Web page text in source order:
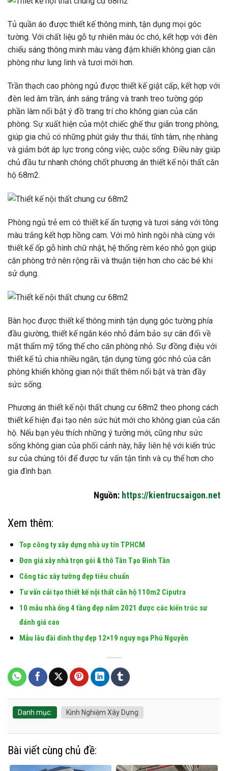
Tủ quần áo được thiết kế thông minh, tận dụng mọi góc
tường. Với chất liệu gỗ tự nhiên màu óc chó, kết hợp với đèn
chiếu sáng thông minh màu vàng đậm khiến không gian căn
phòng như lung linh và tươi mới hơn.
Trần thạch cao phòng ngủ được thiết kế giật cấp, kết hợp với
đèn led âm trần, ánh sáng trắng và tranh treo tường góp
phần làm nổi bật ý đồ trang trí cho không gian của căn
phòng. Sự xuất hiện của một chiếc ghế thư giãn trong phòng,
giúp gia chủ có những phút giây thư thái, tĩnh tâm, nhẹ nhàng
và giảm bớt áp lực trong công việc, cuộc sống. Điều này giúp
chủ đầu tư nhanh chóng chốt phương án thiết kế nội thất căn
hộ 68m2.
Phòng ngủ trẻ em có thiết kế ấn tượng và tươi sáng với tông
màu trắng kết hợp hồng cam. Với mô hình ngôi nhà cùng với
thiết kế ốp gỗ hình chữ nhật, hệ thống rèm kéo nhỏ gọn giúp
căn phòng trở nên rộng rãi và thuận tiện hơn cho các bé khi
sử dụng.
Bàn học được thiết kế thông minh tận dụng góc tường phía
đầu giường, thiết kế ngăn kéo nhỏ đảm bảo sự cân đối về
mặt thẩm mỹ tổng thể cho căn phòng nhỏ. Sự đồng điệu với
thiết kế tủ chia nhiều ngăn, tận dụng từng góc nhỏ của căn
phòng khiến không gian nội thất thêm nổi bật và tràn đầy
sức sống.
Phương án thiết kế nội thất chung cư 68m2 theo phong cách
thiết kế hiện đại tạo nên sức hút mới cho không gian của căn
hộ. Nếu bạn yêu thích những ý tưởng mới, cũng như sức
sống không gian của phối cảnh này, hãy liên hệ với kiến ​​trúc
sư của chúng tôi để được tư vấn tận tình và cụ thể hơn cho
gia đình bạn.
Nguồn: https://kientrucsaigon.net
Xem thêm:
Top công ty xây dựng nhà uy tín TPHCM
Đơn giá xây nhà trọn gói & thô Tân Tạo Bình Tân
Công tác xây tường đẹp tiêu chuẩn
Tư vấn cải tạo thiết kế nội thất căn hộ 110m2 Ciputra
10 mẫu nhà ống 4 tầng đẹp năm 2021 được các kiến ​​trúc sư
đánh giá cao
Mẫu lâu đài dinh thự đẹp 12×19 nguy nga Phú Nguyễn
Danh mục: Kinh Nghiệm Xây Dựng
Bài viết cùng chủ đề: